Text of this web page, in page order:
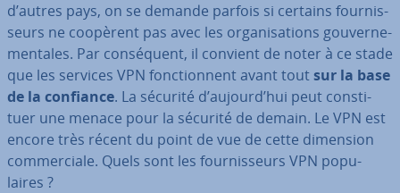
d’autres pays, on se demande parfois si certains four­nis­
seurs ne coopèrent pas avec les or­ga­ni­sa­tions gou­ver­ne­
men­tales. Par con­sé­quent, il convient de noter à ce stade
que les services VPN fonc­tion­nent avant toutsur la base
de la confiance. La sécurité d’aujourd’hui peut cons­ti­
tuer une menace pour la sécurité de demain. Le VPN est
encore très récent du point de vue de cette dimension
com­mer­ciale. Quels sont les four­nis­seurs VPN po­pu­
laires ?